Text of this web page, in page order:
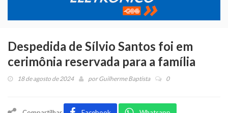
Despedida de Sílvio Santos foi em
cerimônia reservada para a família
18 de agosto de 2024 porGuilherme Baptista 0